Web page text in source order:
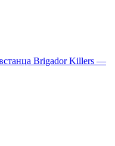
Brigador Killers —